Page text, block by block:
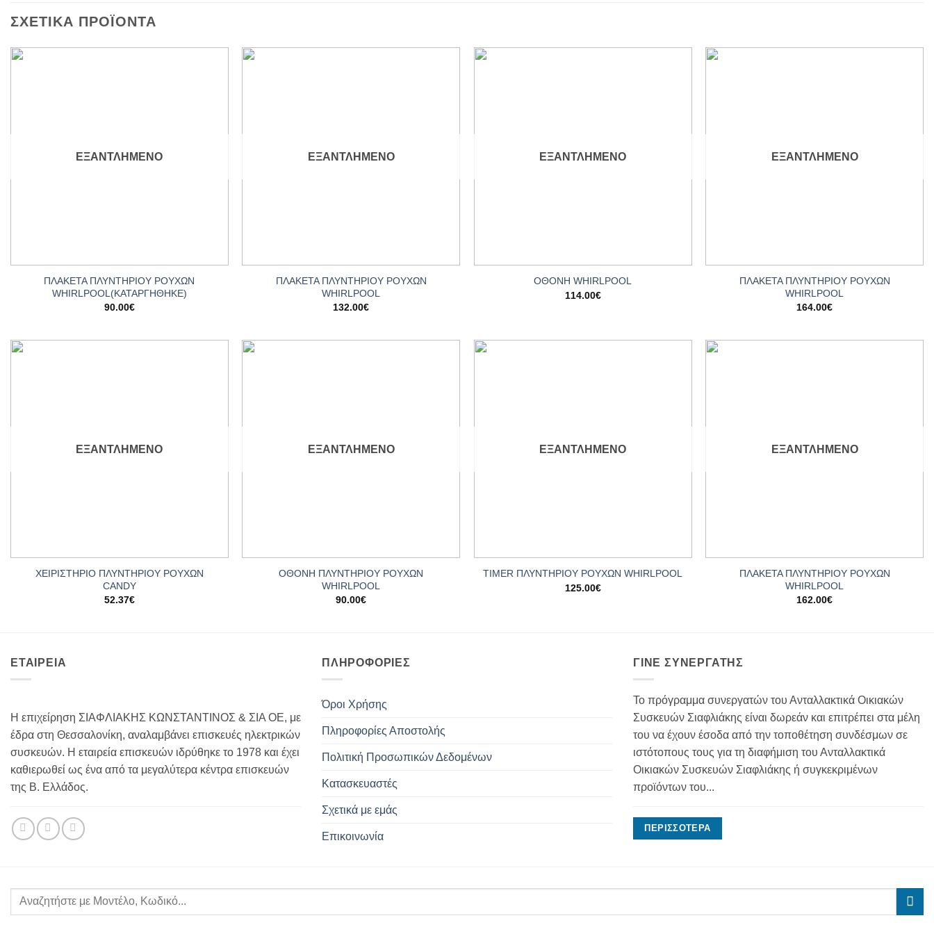
ΣΧΕΤΙΚΆ ΠΡΟΪΌΝΤΑ
ΕΞΑΝΤΛΗΜΈΝΟ
ΠΛΑΚΕΤΑ ΠΛΥΝΤΗΡΙΟΥ ΡΟΥΧΩΝ
WHIRLPOOL(ΚΑΤΑΡΓΗΘΗΚΕ)
90.00€
ΕΞΑΝΤΛΗΜΈΝΟ
ΠΛΑΚΕΤΑ ΠΛΥΝΤΗΡΙΟΥ ΡΟΥΧΩΝ
WHIRLPOOL
132.00€
ΕΞΑΝΤΛΗΜΈΝΟ
ΟΘΟΝΗ WHIRLPOOL
114.00€
ΕΞΑΝΤΛΗΜΈΝΟ
ΠΛΑΚΕΤΑ ΠΛΥΝΤΗΡΙΟΥ ΡΟΥΧΩΝ
WHIRLPOOL
164.00€
ΕΞΑΝΤΛΗΜΈΝΟ
ΧΕΙΡΙΣΤΗΡΙΟ ΠΛΥΝΤΗΡΙΟΥ ΡΟΥΧΩΝ
CANDY
52.37€
ΕΞΑΝΤΛΗΜΈΝΟ
ΟΘΟΝΗ ΠΛΥΝΤΗΡΙΟΥ ΡΟΥΧΩΝ
WHIRLPOOL
90.00€
ΕΞΑΝΤΛΗΜΈΝΟ
TIMER ΠΛΥΝΤΗΡΙΟΥ ΡΟΥΧΩΝ WHIRLPOOL
125.00€
ΕΞΑΝΤΛΗΜΈΝΟ
ΠΛΑΚΕΤΑ ΠΛΥΝΤΗΡΙΟΥ ΡΟΥΧΩΝ
WHIRLPOOL
162.00€
ΕΤΑΙΡΕΙΑ
Η επιχείρηση ΣΙΑΦΛΙΑΚΗΣ ΚΩΝΣΤΑΝΤΙΝΟΣ & ΣΙΑ ΟΕ, με
έδρα στη Θεσσαλονίκη, αναλαμβάνει επισκευές ηλεκτρικών
συσκευών. Η εταιρεία επισκευών ιδρύθηκε το 1978 και έχει
καθιερωθεί ως ένα από τα μεγαλύτερα κέντρα επισκευών
της Β. Ελλάδος.
ΠΛΗΡΟΦΟΡΊΕΣ
Όροι Χρήσης
Πληροφορίες Αποστολής
Πολιτική Προσωπικών Δεδομένων
Κατασκευαστές
Σχετικά με εμάς
Επικοινωνία
ΓΊΝΕ ΣΥΝΕΡΓΆΤΗΣ
Το πρόγραμμα συνεργατών του Ανταλλακτικά Οικιακών
Συσκευών Σιαφλιάκης είναι δωρεάν και επιτρέπει στα μέλη
του να έχουν έσοδα από την τοποθέτηση συνδέσμων σε
ιστότοπους τους για τη διαφήμιση του Ανταλλακτικά
Οικιακών Συσκευών Σιαφλιάκης ή συγκεκριμένων
προϊόντων του...
ΠΕΡΙΣΣΌΤΕΡΑ